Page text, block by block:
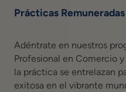
Prácticas Remuneradas
Adéntrate en nuestros
Profesional en Comercio
la práctica se entrelazan
exitosa en el vibrante